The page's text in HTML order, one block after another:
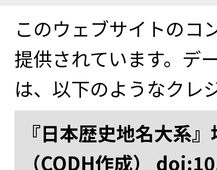
このウェブサイトのコ
提供されています。デ
は、以下のようなクレ
『日本歴史地名大系
（CODH作成）